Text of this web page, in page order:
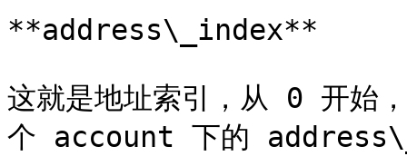
**address\_index**
这就是地址索引，从 0 开始
个 account 下的